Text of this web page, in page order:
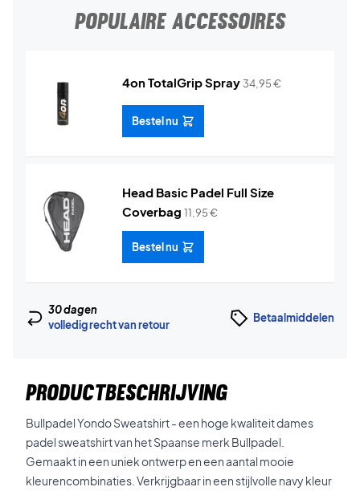
POPULAIRE ACCESSOIRES
4on TotalGrip Spray 34,95€
Bestel nu
Head Basic Padel Full Size
Coverbag 11,95€
Bestel nu
30 dagen
volledig recht van retour
Betaalmiddelen
PRODUCTBESCHRIJVING
Bullpadel Yondo Sweatshirt - een hoge kwaliteit dames
padel sweatshirt van het Spaanse merk Bullpadel.
Gemaakt in een uniek ontwerp en een aantal mooie
kleurencombinaties. Verkrijgbaar in een stijlvolle navy kleur